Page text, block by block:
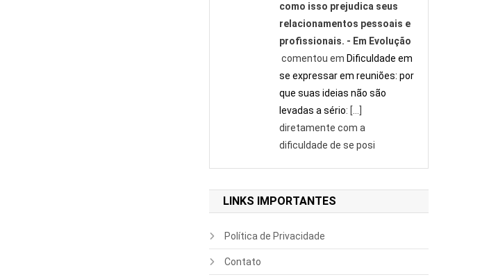
como isso prejudica seus
relacionamentos pessoais e
profissionais. - Em Evolução
comentou em Dificuldade em
se expressar em reuniões: por
que suas ideias não são
levadas a sério: […]
diretamente com a
dificuldade de se posi
LINKS IMPORTANTES
Política de Privacidade
Contato